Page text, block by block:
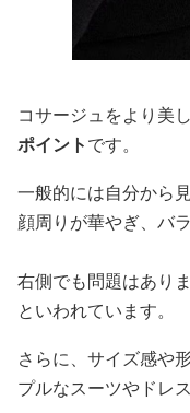
コサージュをより美
ポイントです。
一般的には自分から
顔周りが華やぎ、バ
右側でも問題はあり
といわれています。
さらに、サイズ感や
プルなスーツやドレ